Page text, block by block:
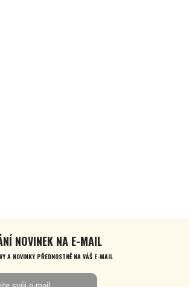
NOVINEK NA E-MAIL
A NOVINKY PŘEDNOSTNĚ NA VÁŠ E-MAIL